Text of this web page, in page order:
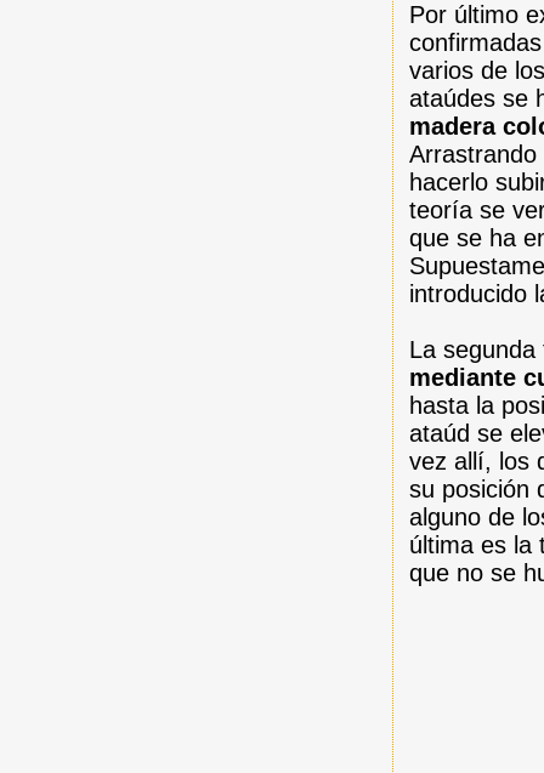
Por último
varios de
ataúdes se
madera
hacerlo
teoría se
que se ha
introducido
La
mediante
hasta la
ataúd se
vez allí, los
su posición
alguno de
última es la
que no se